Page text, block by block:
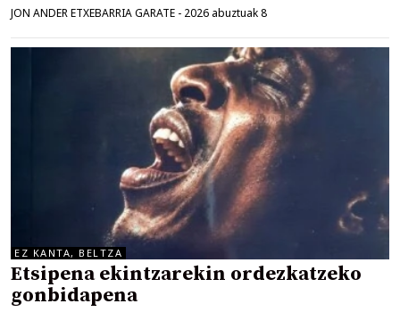
JON ANDER ETXEBARRIA GARATE - 2026 abuztuak 8
EZ KANTA, BELTZA
Etsipena ekintzarekin ordezkatzeko
gonbidapena